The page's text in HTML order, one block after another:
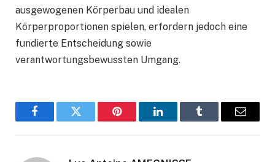
ausgewogenen Körperbau und idealen
Körperproportionen spielen, erfordern jedoch eine
fundierte Entscheidung sowie
verantwortungsbewussten Umgang.
FacebookTwitter Pinterest LinkedInTumblr Email